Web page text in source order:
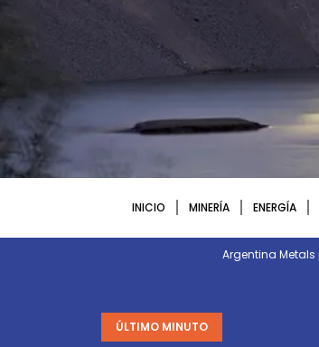
INICIO MINERÍA ENERGÍA
ÚLTIMO MINUTO
Argentina